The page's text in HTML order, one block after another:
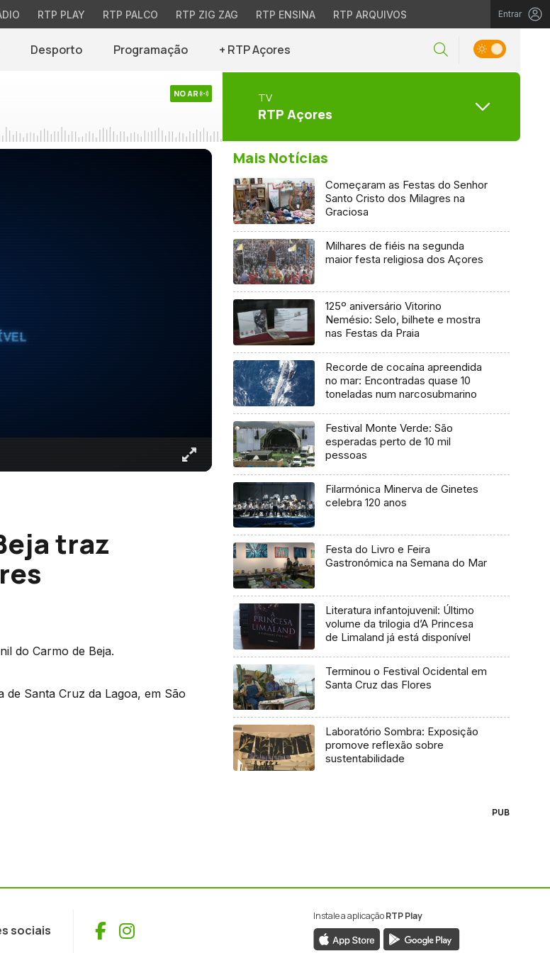
RTP PLAY RTP PALCO RTP ZIG ZAG RTP ENSINA RTP ARQUIVOS Entrar
Desporto Programação + RTP Açores
NO AR TV
RTP Açores
traz
do Carmo de Beja.
Santa Cruz da Lagoa, em São
Mais Notícias
Começaram as Festas do Senhor
Santo Cristo dos Milagres na
Graciosa
Milhares de fiéis na segunda
maior festa religiosa dos Açores
125º aniversário Vitorino
Nemésio: Selo, bilhete e mostra
nas Festas da Praia
Recorde de cocaína apreendida
no mar: Encontradas quase 10
toneladas num narcosubmarino
Festival Monte Verde: São
esperadas perto de 10 mil
pessoas
Filarmónica Minerva de Ginetes
celebra 120 anos
Festa do Livro e Feira
Gastronómica na Semana do Mar
Literatura infantojuvenil: Último
volume da trilogia d’A Princesa
de Limaland já está disponível
Terminou o Festival Ocidental em
Santa Cruz das Flores
Laboratório Sombra: Exposição
promove reflexão sobre
sustentabilidade
PUB
sociais Facebook
Instagram
Instale a aplicaçãoRTP Play